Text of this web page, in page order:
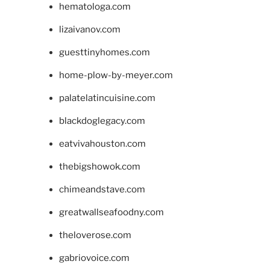
hematologa.com
lizaivanov.com
guesttinyhomes.com
home-plow-by-meyer.com
palatelatincuisine.com
blackdoglegacy.com
eatvivahouston.com
thebigshowok.com
chimeandstave.com
greatwallseafoodny.com
theloverose.com
gabriovoice.com